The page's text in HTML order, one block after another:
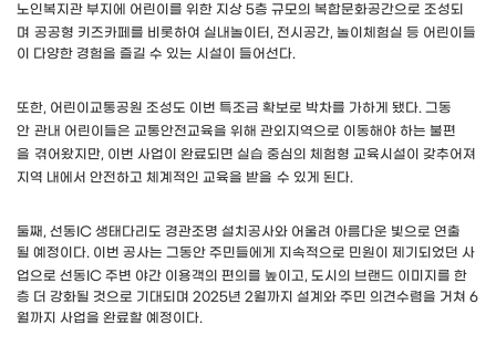
노인복지관 부지에 어린이를 위한 지상 5층 규모의 복합문화공간으로 조성되
며 공공형 키즈카페를 비롯하여 실내놀이터 , 전시공간, 놀이체험실 등 어린이들
이 다양한 경험을 즐길 수 있는 시설이 들어선다.
또한, 어린이교통공원 조성도 이번 특조금 확보로 박차를 가하게 됐다. 그동
안 관내 어린이들은 교통안전교육을 위해 관외지역으로 이동해야 하는 불편
을 겪어왔지만, 이번 사업이 완료되면 실습 중심의 체험형 교육시설이 갖추어져
지역 내에서 안전하고 체계적인 교육을 받을 수 있게 된다.
둘째 , 선동IC 생태다리도 경관조명 설치공사와 어울려 아름다운 빛으로 연출
될 예정이다. 이번 공사는 그동안 주민들에게 지속적으로 민원이 제기되었던 사
업으로 선동IC주변 야간 이용객의 편의를 높이고,도시의 브랜드 이미지를 한
층 더 강화될 것으로 기대되며 2025년 2월까지 설계와 주민 의견수렴을 거쳐 6
월까지 사업을 완료할 예정이다.